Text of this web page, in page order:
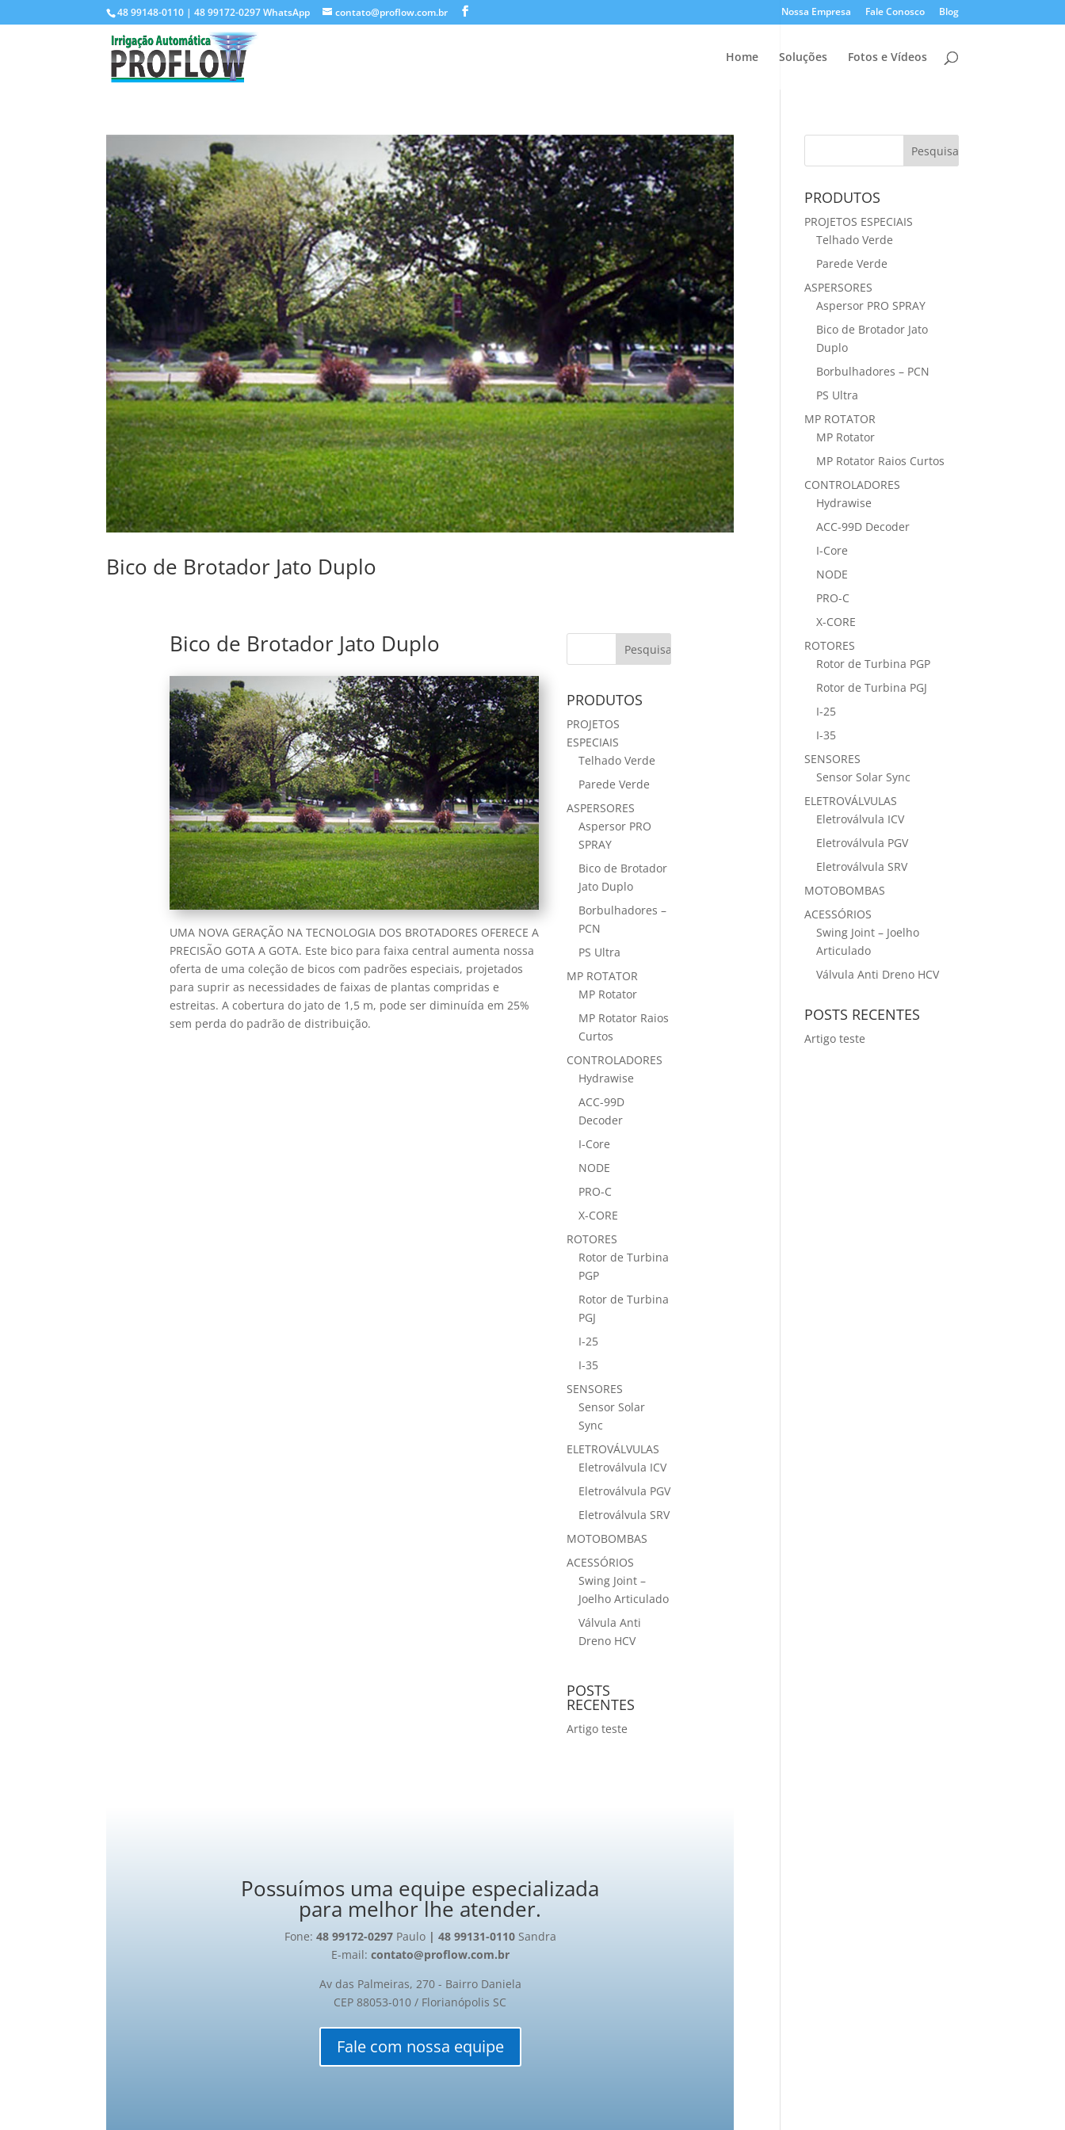
48 99148-0110 | 48 99172-0297 WhatsApp contato@proflow.com.br Nossa Empresa Fale Conosco Blog
Home Soluções Fotos e Vídeos
Bico de Brotador Jato Duplo
Bico de Brotador Jato Duplo
UMA NOVA GERAÇÃO NA TECNOLOGIA DOS BROTADORES OFERECE A
PRECISÃO GOTA A GOTA. Este bico para faixa central aumenta nossa
oferta de uma coleção de bicos com padrões especiais, projetados
para suprir as necessidades de faixas de plantas compridas e
estreitas. A cobertura do jato de 1,5 m, pode ser diminuída em 25%
sem perda do padrão de distribuição.
PRODUTOS
PROJETOS
ESPECIAIS
Telhado Verde
Parede Verde
ASPERSORES
Aspersor PRO
SPRAY
Bico de Brotador
Jato Duplo
Borbulhadores –
PCN
PS Ultra
MP ROTATOR
MP Rotator
MP Rotator Raios
Curtos
CONTROLADORES
Hydrawise
ACC-99D
Decoder
I-Core
NODE
PRO-C
X-CORE
ROTORES
Rotor de Turbina
PGP
Rotor de Turbina
PGJ
I-25
I-35
SENSORES
Sensor Solar
Sync
ELETROVÁLVULAS
Eletroválvula ICV
Eletroválvula PGV
Eletroválvula SRV
MOTOBOMBAS
ACESSÓRIOS
Swing Joint –
Joelho Articulado
Válvula Anti
Dreno HCV
POSTS
RECENTES
Artigo teste
Possuímos uma equipe especializada
para melhor lhe atender.
Fone: 48 99172-0297 Paulo | 48 99131-0110Sandra
E-mail: contato@proflow.com.br
Av das Palmeiras, 270 - Bairro Daniela
CEP 88053-010 / Florianópolis SC
Fale com nossa equipe
PRODUTOS
PROJETOS ESPECIAIS
Telhado Verde
Parede Verde
ASPERSORES
Aspersor PRO SPRAY
Bico de Brotador Jato
Duplo
Borbulhadores – PCN
PS Ultra
MP ROTATOR
MP Rotator
MP Rotator Raios Curtos
CONTROLADORES
Hydrawise
ACC-99D Decoder
I-Core
NODE
PRO-C
X-CORE
ROTORES
Rotor de Turbina PGP
Rotor de Turbina PGJ
I-25
I-35
SENSORES
Sensor Solar Sync
ELETROVÁLVULAS
Eletroválvula ICV
Eletroválvula PGV
Eletroválvula SRV
MOTOBOMBAS
ACESSÓRIOS
Swing Joint – Joelho
Articulado
Válvula Anti Dreno HCV
POSTS RECENTES
Artigo teste